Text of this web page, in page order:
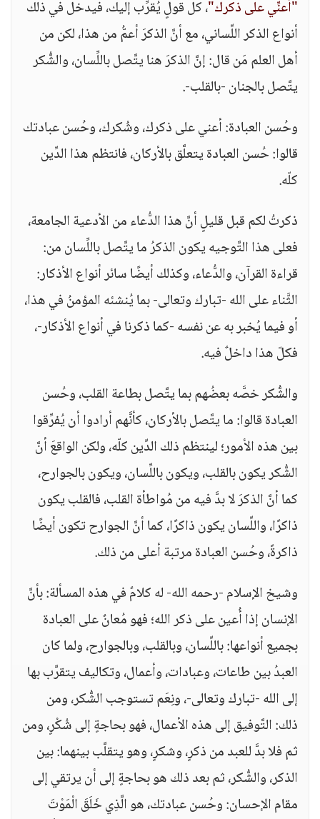
"أعنِّي على ذكرك"، كل قولٍ يُقرِّب إليك، فيدخل في ذلك
أنواع الذكر اللِّساني، مع أنَّ الذكرَ أعمُّ من هذا، لكن من
أهل العلم مَن قال: إنَّ الذكرَ هنا يتَّصل باللِّسان، والشُّكر
يتَّصل بالجنان -بالقلب-.
وحُسن العبادة: أعني على ذكرك، وشُكرك، وحُسن عبادتك
قالوا: حُسن العبادة يتعلَّق بالأركان، فانتظم هذا الدِّين
كلّه.
ذكرتُ لكم قبل قليلٍ أنَّ هذا الدُّعاء من الأدعية الجامعة،
فعلى هذا التَّوجيه يكون الذكرُ ما يتَّصل باللِّسان من:
قراءة القرآن، والدُّعاء، وكذلك أيضًا سائر أنواع الأذكار:
الثَّناء على الله -تبارك وتعالى- بما يُنشئه المؤمنُ في هذا،
أو فيما يُخبر به عن نفسه -كما ذكرنا في أنواع الأذكار-،
فكلّ هذا داخلٌ فيه.
والشُّكر خصَّه بعضُهم بما يتَّصل بطاعة القلب، وحُسن
العبادة قالوا: ما يتَّصل بالأركان، كأنَّهم أرادوا أن يُفرِّقوا
بين هذه الأمور؛ لينتظم ذلك الدِّين كلّه، ولكن الواقعَ أنَّ
الشُّكر يكون بالقلب، ويكون باللِّسان، ويكون بالجوارح،
كما أنَّ الذكرَ لا بدَّ فيه من مُواطأة القلب، فالقلب يكون
ذاكرًا، واللِّسان يكون ذاكرًا، كما أنَّ الجوارح تكون أيضًا
ذاكرةً، وحُسن العبادة مرتبة أعلى من ذلك.
وشيخ الإسلام -رحمه الله- له كلامٌ في هذه المسألة: بأنَّ
الإنسان إذا أُعين على ذكر الله؛ فهو مُعانٌ على العبادة
بجميع أنواعها: باللِّسان، وبالقلب، وبالجوارح، ولما كان
العبدُ بين طاعات، وعبادات، وأعمال، وتكاليف يتقرَّب بها
إلى الله -تبارك وتعالى-، ونِعَم تستوجب الشُّكر، ومن
ذلك: التَّوفيق إلى هذه الأعمال، فهو بحاجةٍ إلى شُكْرٍ، ومن
ثم فلا بدَّ للعبد من ذكرٍ، وشكرٍ، وهو يتقلَّب بينهما: بين
الذكر، والشُّكر، ثم بعد ذلك هو بحاجةٍ إلى أن يرتقي إلى
مقام الإحسان: وحُسن عبادتك، هو الَّذِي خَلَقَ الْمَوْتَ